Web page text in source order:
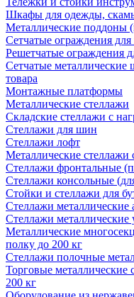
Шкафы для одежды,
Металлические поддоны
Сетчатые ограждения
Решетчатые ограждения
Сетчатые
товара
Монтажные платформы
Металлические стеллажи
Складские стеллажи с
Стеллажи для шин
Стеллажи лофт
Металлические стеллажи
Стеллажи фронтальные
Стеллажи консольные
Стойки и стеллажи для
Стеллажи
Стеллажи
Металлические
полку до 200 кг
Стеллажи полочные
Торговые металлические
200 кг